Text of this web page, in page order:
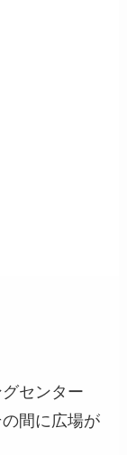
センター
の間に広場が